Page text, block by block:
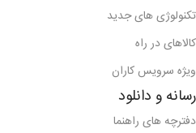
تکنولوژی های جدید
کالاهای در راه
ویژه سرویس کاران
رسانه و دانلود
دفترچه های راهنما